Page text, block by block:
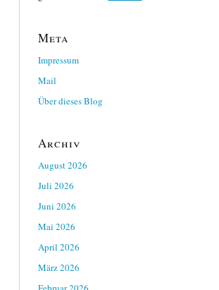
Meta
Impressum
Mail
Über dieses Blog
Archiv
August 2026
Juli 2026
Juni 2026
Mai 2026
April 2026
März 2026